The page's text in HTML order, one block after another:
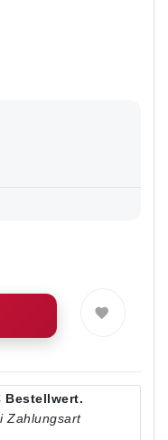
Bestellwert.
Zahlungsart